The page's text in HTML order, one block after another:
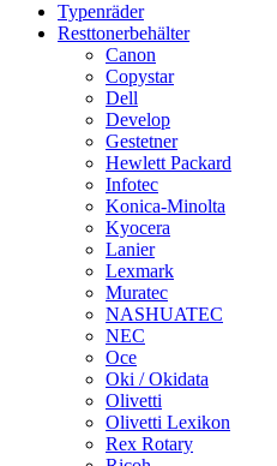
Typenräder
Resttonerbehälter
Canon
Copystar
Dell
Develop
Gestetner
Hewlett Packard
Infotec
Konica-Minolta
Kyocera
Lanier
Lexmark
Muratec
NASHUATEC
NEC
Oce
Oki / Okidata
Olivetti
Olivetti Lexikon
Rex Rotary